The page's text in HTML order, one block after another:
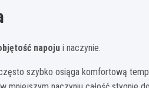
napoju i naczynie.
szybko osiąga komfortową